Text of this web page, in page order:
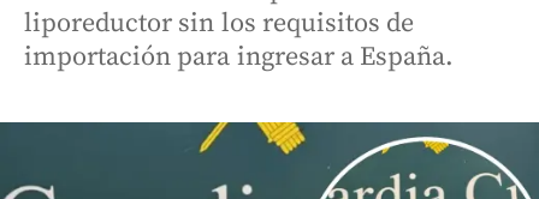
liporeductor sin los requisitos de
importación para ingresar a España.